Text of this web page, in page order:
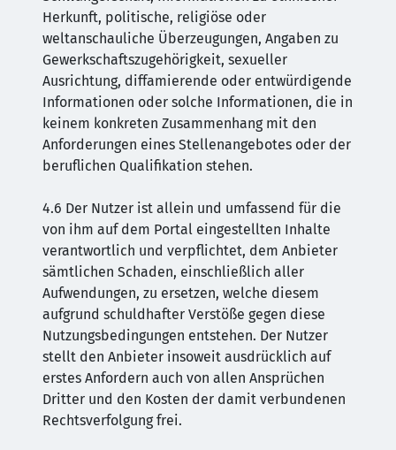
Herkunft, politische, religiöse oder
weltanschauliche Überzeugungen, Angaben zu
Gewerkschaftszugehörigkeit, sexueller
Ausrichtung, diffamierende oder entwürdigende
Informationen oder solche Informationen, die in
keinem konkreten Zusammenhang mit den
Anforderungen eines Stellenangebotes oder der
beruflichen Qualifikation stehen.
4.6 Der Nutzer ist allein und umfassend für die
von ihm auf dem Portal eingestellten Inhalte
verantwortlich und verpflichtet, dem Anbieter
sämtlichen Schaden, einschließlich aller
Aufwendungen, zu ersetzen, welche diesem
aufgrund schuldhafter Verstöße gegen diese
Nutzungsbedingungen entstehen. Der Nutzer
stellt den Anbieter insoweit ausdrücklich auf
erstes Anfordern auch von allen Ansprüchen
Dritter und den Kosten der damit verbundenen
Rechtsverfolgung frei.